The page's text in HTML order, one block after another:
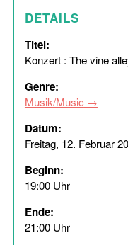
DETAILS
Titel:
Konzert : The vine
Genre:
Musik/Music
Datum:
Freitag, 12. Februar
Beginn:
19:00 Uhr
Ende:
21:00 Uhr